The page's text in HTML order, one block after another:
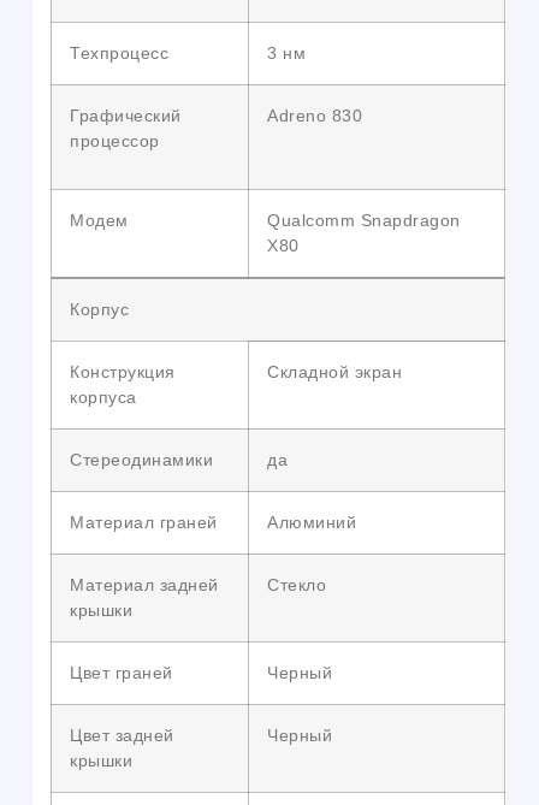
Техпроцесс 3 нм
Графический
процессор
Adreno 830
Модем
Qualcomm Snapdragon
X80
Корпус
Конструкция
корпуса
Складной экран
Стереодинамики да
Материал граней Алюминий
Материал задней
крышки
Стекло
Цвет граней Черный
Цвет задней
крышки
Черный